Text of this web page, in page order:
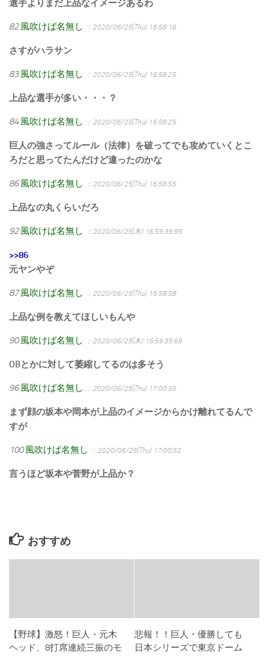
選手よりまだ上品なイメージあるわ
82 風吹けば名無し ：2020/06/25(Thu) 16:58:16
さすがハラサン
83 風吹けば名無し ：2020/06/25(Thu) 16:58:25
上品な選手が多い・・・？
84 風吹けば名無し ：2020/06/25(Thu) 16:58:25
巨人の強さってルール（法律）を破ってでも攻めていくとこ
ろだと思ってたんだけど違ったのかな
86 風吹けば名無し ：2020/06/25(Thu) 16:58:55
上品なの丸くらいだろ
92 風吹けば名無し ：2020/06/25(木) 16:59:39.95
>>86
元ヤンやぞ
87 風吹けば名無し ：2020/06/25(Thu) 16:58:58
上品な例を教えてほしいもんや
90 風吹けば名無し ：2020/06/25(木) 16:59:35.69
OBとかに対して萎縮してるのは多そう
96 風吹けば名無し ：2020/06/25(Thu) 17:00:35
まず顔の坂本や岡本が上品のイメージからかけ離れてるんで
すが
100 風吹けば名無し ：2020/06/25(Thu) 17:00:52
言うほど坂本や菅野が上品か？
おすすめ
【野球】激怒！巨人・元木
ヘッド、8打席連続三振のモ
悲報！！巨人・優勝しても
日本シリーズで東京ドーム